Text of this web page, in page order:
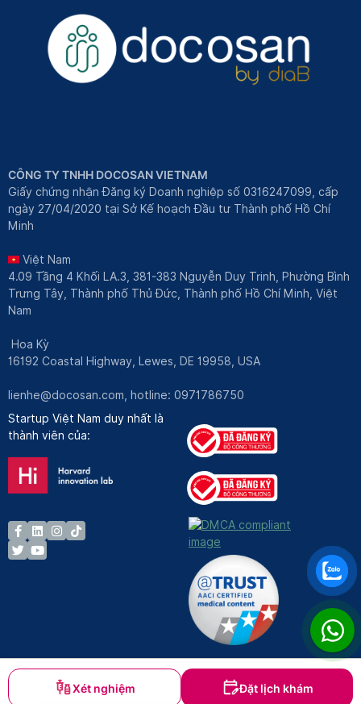
Xét nghiệm Đặt lịch khám
CÔNG TY TNHH DOCOSAN VIETNAM
Giấy chứng nhận Đăng ký Doanh nghiệp số 0316247099, cấp
ngày 27/04/2020 tại Sở Kế hoạch Đầu tư Thành phố Hồ Chí
Minh
Việt Nam
4.09 Tầng 4 Khối LA.3, 381-383 Nguyễn Duy Trinh, Phường Bình
Trưng Tây, Thành phố Thủ Đức, Thành phố Hồ Chí Minh, Việt
Nam
Hoa Kỳ
16192 Coastal Highway, Lewes, DE 19958, USA
lienhe@docosan.com , hotline: 0971786750
Startup Việt Nam duy nhất là
thành viên của:
Bản quyền © Docosan 2023